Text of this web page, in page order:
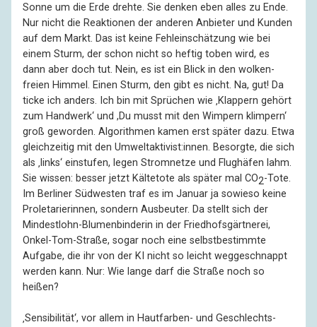
Sonne um die Erde drehte. Sie denken eben alles zu Ende.
Nur nicht die Reak­tionen der anderen Anbieter und Kunden
auf dem Markt. Das ist keine Fehl­ein­schätzung wie bei
einem Sturm, der schon nicht so heftig toben wird, es
dann aber doch tut. Nein, es ist ein Blick in den wolken­
freien Himmel. Einen Sturm, den gibt es nicht. Na, gut! Da
ticke ich anders. Ich bin mit Sprüchen wie ‚Klappern gehört
zum Hand­werk‘ und ,Du musst mit den Wimpern klimpern‘
groß geworden. Algo­rithmen kamen erst später dazu. Etwa
gleich­zeitig mit den Umwelt­akti­vist:innen. Besorgte, die sich
als ‚links‘ einstufen, legen Stromnetze und Flughäfen lahm.
Sie wissen: besser jetzt Kältetote als später mal CO2-Tote.
Im Berliner Südwesten traf es im Januar ja sowieso keine
Prole­tarie­rinnen, sondern Ausbeuter. Da stellt sich der
Mindest­lohn-Blumen­binderin in der Fried­hofs­gärtnerei,
Onkel-Tom-Straße, sogar noch eine selbst­bestimmte
Aufgabe, die ihr von der KI nicht so leicht wegge­schnappt
werden kann. Nur: Wie lange darf die Straße noch so
heißen?
‚Sensibilität‘, vor allem in Hautfarben- und Geschlechts­